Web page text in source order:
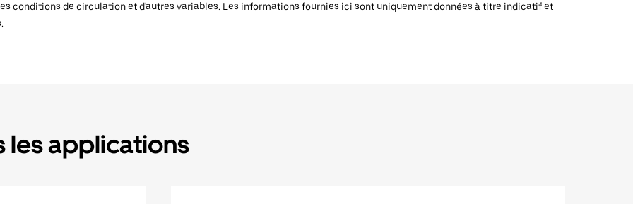
conditions de circulation et d'autres variables. Les informations fournies ici sont uniquement données à titre indicatif et
les applications